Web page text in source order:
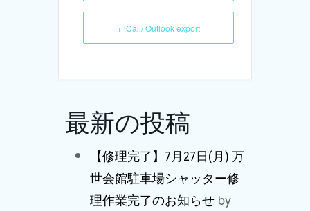
+ iCal / Outlook export
最新の投稿
【修理完了】7月27日(月) 万
世会館駐車場シャッター修
理作業完了のお知らせ by